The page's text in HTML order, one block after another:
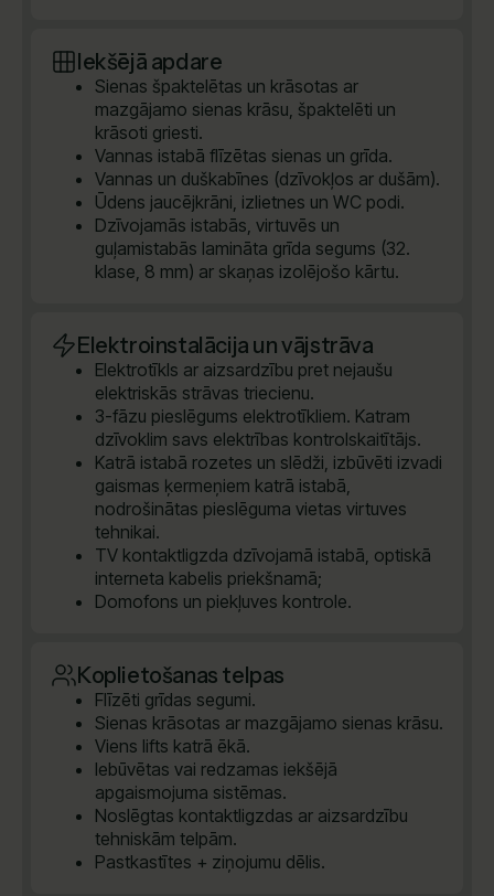
Iekšējā apdare
Sienas špaktelētas un krāsotas ar
mazgājamo sienas krāsu, špaktelēti un
krāsoti griesti.
Vannas istabā flīzētas sienas un grīda.
Vannas un duškabīnes (dzīvokļos ar dušām).
Ūdens jaucējkrāni, izlietnes un WC podi.
Dzīvojamās istabās, virtuvēs un
guļamistabās lamināta grīda segums (32.
klase, 8 mm) ar skaņas izolējošo kārtu.
Elektroinstalācija un vājstrāva
Elektrotīkls ar aizsardzību pret nejaušu
elektriskās strāvas triecienu.
3-fāzu pieslēgums elektrotīkliem. Katram
dzīvoklim savs elektrības kontrolskaitītājs.
Katrā istabā rozetes un slēdži, izbūvēti izvadi
gaismas ķermeņiem katrā istabā,
nodrošinātas pieslēguma vietas virtuves
tehnikai.
TV kontaktligzda dzīvojamā istabā, optiskā
interneta kabelis priekšnamā;
Domofons un piekļuves kontrole.
Koplietošanas telpas
Flīzēti grīdas segumi.
Sienas krāsotas ar mazgājamo sienas krāsu.
Viens lifts katrā ēkā.
Iebūvētas vai redzamas iekšējā
apgaismojuma sistēmas.
Noslēgtas kontaktligzdas ar aizsardzību
tehniskām telpām.
Pastkastītes + ziņojumu dēlis.